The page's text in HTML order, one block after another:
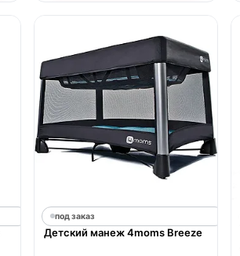
под заказ
Детский манеж 4moms Breeze